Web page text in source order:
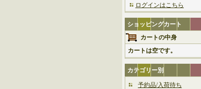
ログインはこちら
ショッピングカート
カートの中身
カートは空です。
カテゴリー別
予約品/入荷待ち